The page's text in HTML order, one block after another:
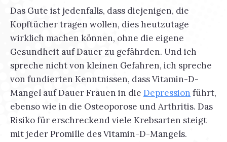
Das Gute ist jedenfalls, dass diejenigen, die
Kopftücher tragen wollen, dies heutzutage
wirklich machen können, ohne die eigene
Gesundheit auf Dauer zu gefährden. Und ich
spreche nicht von kleinen Gefahren, ich spreche
von fundierten Kenntnissen, dass Vitamin-D-
Mangel auf Dauer Frauen in die Depression führt,
ebenso wie in die Osteoporose und Arthritis. Das
Risiko für erschreckend viele Krebsarten steigt
mit jeder Promille des Vitamin-D-Mangels.